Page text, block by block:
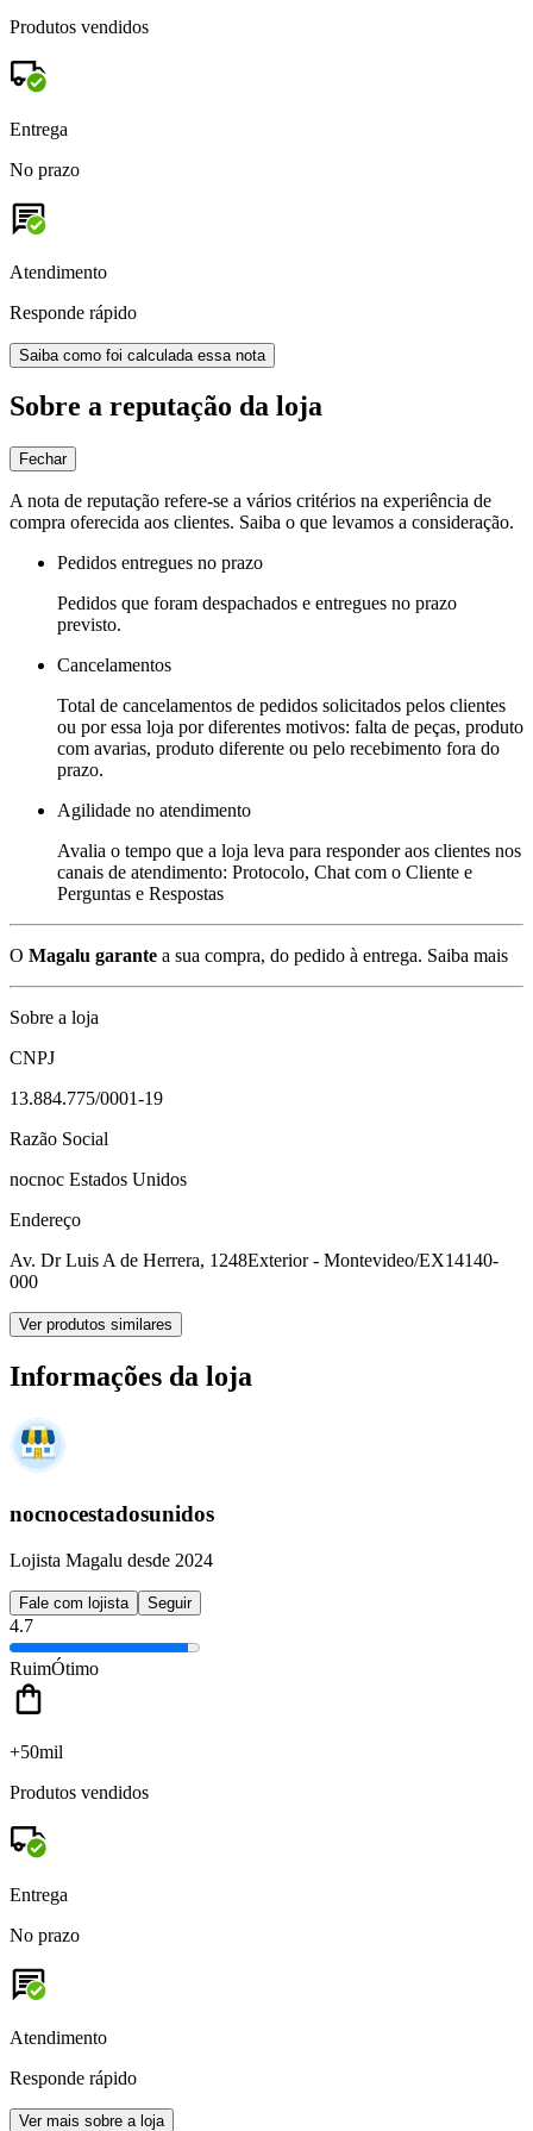
Produtos vendidos
Entrega
No prazo
Atendimento
Responde rápido
Saiba como foi calculada essa nota
Sobre a reputação da loja
Fechar
A nota de reputação refere-se a vários critérios na experiência de
compra oferecida aos clientes. Saiba o que levamos a consideração.
Pedidos entregues no prazo
Pedidos que foram despachados e entregues no prazo
previsto.
Cancelamentos
Total de cancelamentos de pedidos solicitados pelos clientes
ou por essa loja por diferentes motivos: falta de peças, produto
com avarias, produto diferente ou pelo recebimento fora do
prazo.
Agilidade no atendimento
Avalia o tempo que a loja leva para responder aos clientes nos
canais de atendimento: Protocolo, Chat com o Cliente e
Perguntas e Respostas
O Magalu garante a sua compra, do pedido à entrega. Saiba mais
Sobre a loja
CNPJ
13.884.775/0001-19
Razão Social
nocnoc Estados Unidos
Endereço
Av. Dr Luis A de Herrera, 1248Exterior - Montevideo/EX14140-
000
Ver produtos similares
Informações da loja
nocnocestadosunidos
Lojista Magalu desde 2024
Fale com lojista Seguir
4.7
RuimÓtimo
+50mil
Produtos vendidos
Entrega
No prazo
Atendimento
Responde rápido
Ver mais sobre a loja